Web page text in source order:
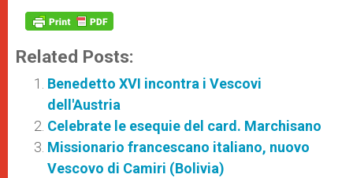
Related Posts:
Benedetto XVI incontra i Vescovi
dell'Austria
Celebrate le esequie del card. Marchisano
Missionario francescano italiano, nuovo
Vescovo di Camiri (Bolivia)